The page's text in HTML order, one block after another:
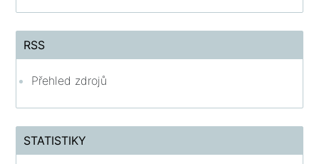
RSS
Přehled zdrojů
STATISTIKY